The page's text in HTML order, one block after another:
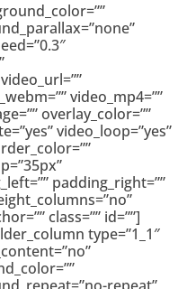
video_mp4=””
overlay_color=””
video_loop=”yes”
padding_right=””
class=”” id=””]
type=”1_1″